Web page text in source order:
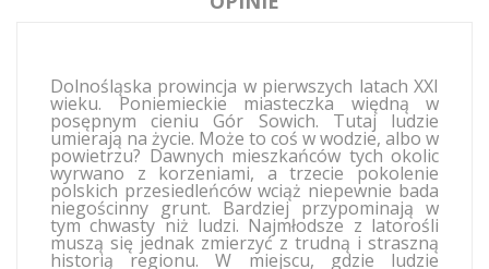
Dolnośląska prowincja w pierwszych latach XXI
wieku. Poniemieckie miasteczka więdną w
posępnym cieniu Gór Sowich. Tutaj ludzie
umierają na życie. Może to coś w wodzie, albo w
powietrzu? Dawnych mieszkańców tych okolic
wyrwano z korzeniami, a trzecie pokolenie
polskich przesiedleńców wciąż niepewnie bada
niegościnny grunt. Bardziej przypominają w
tym chwasty niż ludzi. Najmłodsze z latorośli
muszą się jednak zmierzyć z trudną i straszną
historią regionu. W miejscu, gdzie ludzie